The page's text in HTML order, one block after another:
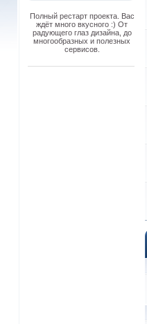
Полный рестарт проекта. Вас
ждёт много вкусного :) От
радующего глаз дизайна, до
многообразных и полезных
сервисов.